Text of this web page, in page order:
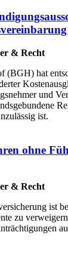
& Recht
(BGH) hat
und
ist.
ohne
& Recht
ist
zu